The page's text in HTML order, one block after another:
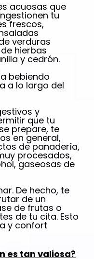
acuosas que
tu
frescos,
verduras
hierbas
y cedrón.
bebiendo
a lo largo del
y
que tu
prepare, te
en general,
de panadería,
procesados,
gaseosas de
De hecho, te
de un
de frutas o
de tu cita. Esto
y confort
es tan valiosa?